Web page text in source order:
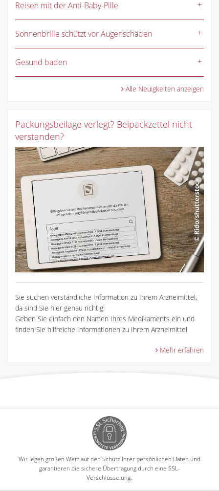
Reisen mit der Anti-Baby-Pille
Sonnenbrille schützt vor Augenschäden
Gesund baden
Alle Neuigkeiten anzeigen
Packungsbeilage verlegt? Beipackzettel nicht
verstanden?
Sie suchen verständliche Information zu Ihrem Arzneimittel,
da sind Sie hier genau richtig:
Geben Sie einfach den Namen Ihres Medikaments ein und
finden Sie hilfreiche Informationen zu Ihrem Arzneimittel
Mehr erfahren
Wir legen großen Wert auf den Schutz Ihrer persönlichen Daten und
garantieren die sichere Übertragung durch eine SSL-
Verschlüsselung.